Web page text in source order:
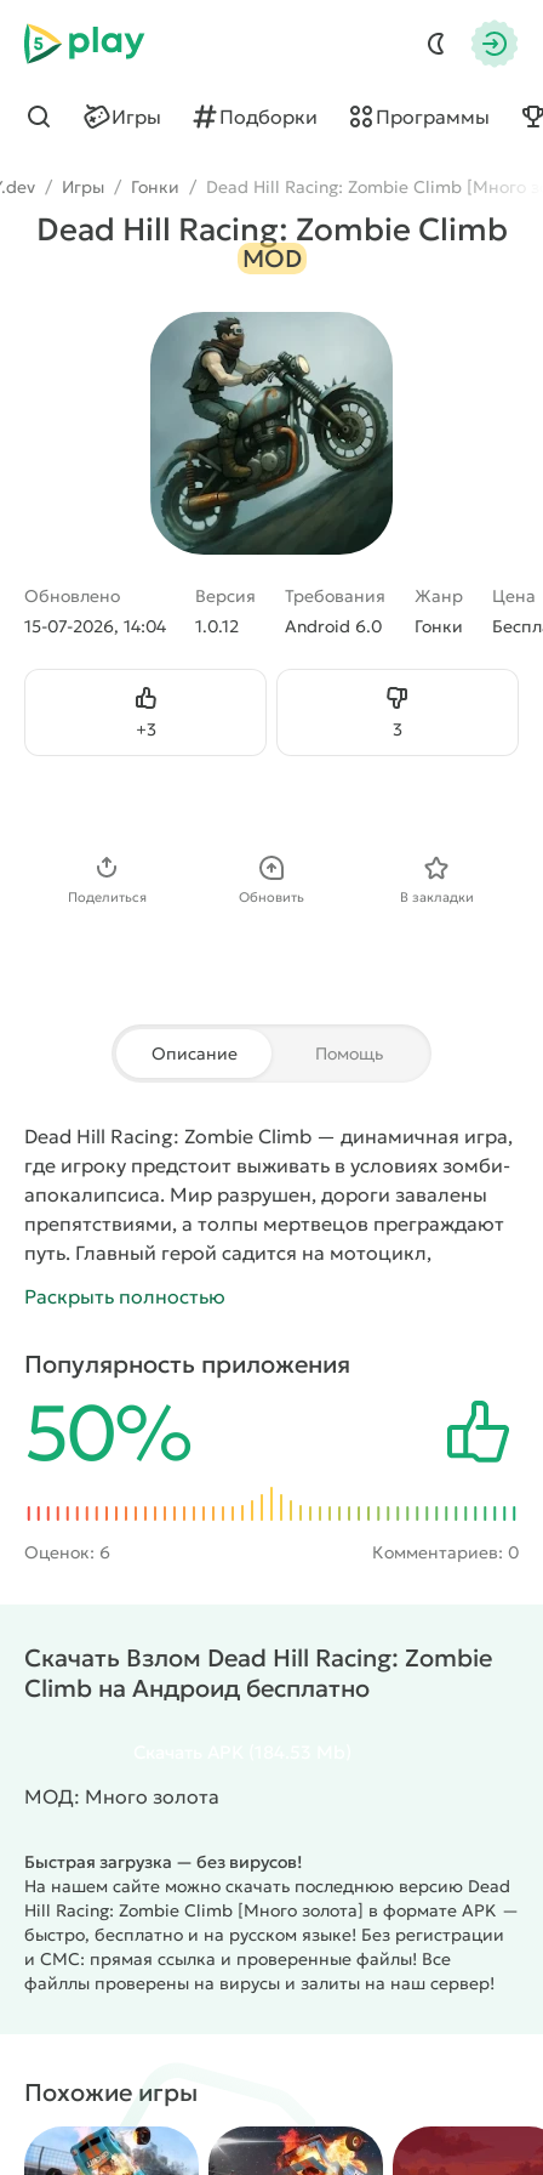
5play
Игры Подборки Программы
Найти
/ Игры / Гонки / Dead Hill Racing: Zombie Climb [Много
Dead Hill Racing: Zombie Climb
MOD
Обновлено
15-07-2026, 14:04
Версия
1.0.12
Требования
Android 6.0
Жанр
Гонки
Цена
+3
Нравится 3Не нравится
Поделиться Обновить В закладки
Описание Помощь
Dead Hill Racing: Zombie Climb — динамичная игра,
где игроку предстоит выживать в условиях зомби-
апокалипсиса. Мир разрушен, дороги завалены
препятствиями, а толпы мертвецов преграждают
путь. Главный герой садится на мотоцикл,
цель — преодолеть холмы, уничтожить врагов и
версия игры можно, чтобы испытать себя в роли
гонщика, которому приходится бороться не
только с дорогой, но и с ордами зомби.
Геймплей
и возможности Игровой процесс сочетает
элементы гонок и экшена. Игрок управляет
мотоциклом, разгоняется на сложных трассах и
использует оружие для уничтожения врагов. На
начисляется золото, которое можно тратить на
улучшение транспорта и оружия. Чем дальше
разнообразные карты и транспортные средства,
[Много золота] Взлом открывает доступ к
большому количеству золота. Игрок получает
возможность быстрее улучшать мотоциклы,
открывать новые модели и усиливать оружие.
Скачать Dead Hill Racing: Zombie Climb [Много
Особенности
Сочетание гонок и сражений с зомби
Разнообразные уровни с препятствиями и врагами
Раскрыть полностью
Популярность приложения
50%
Оценок: 6 Комментариев: 0
Скачать Взлом Dead Hill Racing: Zombie
Climb на Андроид бесплатно
МОД: Много золота
Быстрая загрузка — без вирусов!
На нашем сайте можно скачать последнюю версию Dead
Hill Racing: Zombie Climb [Много золота] в формате APK —
быстро, бесплатно и на русском языке! Без регистрации
и СМС: прямая ссылка и проверенные файлы! Все
файллы проверены на вирусы и залиты на наш сервер!
Похожие игры